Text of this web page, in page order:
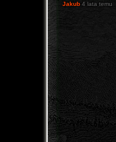
Jakub 4 lata temu